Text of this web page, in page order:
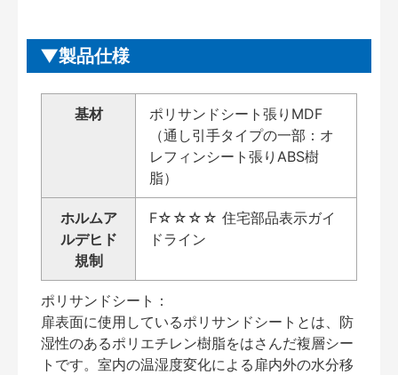
製品仕様
基材
ポリサンドシート張りMDF
（通し引手タイプの一部：オ
レフィンシート張りABS樹
脂）
ホルムア
ルデヒド
規制
F☆☆☆☆ 住宅部品表示ガイ
ドライン
ポリサンドシート：
扉表面に使用しているポリサンドシートとは、防
湿性のあるポリエチレン樹脂をはさんだ複層シー
トです。室内の温湿度変化による扉内外の水分移